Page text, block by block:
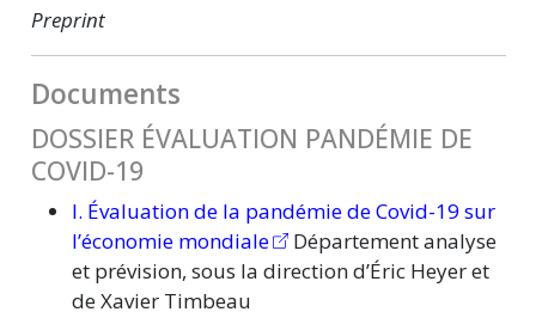
Preprint
Documents
DOSSIER ÉVALUATION PANDÉMIE DE
COVID-19
I. Évaluation de la pandémie de Covid-19 sur
l’économie mondiale
Département analyse
et prévision, sous la direction d’Éric Heyer et
de Xavier Timbeau